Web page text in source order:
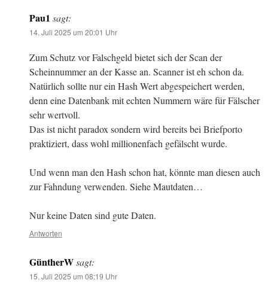
Pau1 sagt:
14. Juli 2025 um 20:01 Uhr
Zum Schutz vor Falschgeld bietet sich der Scan der
Scheinnummer an der Kasse an. Scanner ist eh schon da.
Natürlich sollte nur ein Hash Wert abgespeichert werden,
denn eine Datenbank mit echten Nummern wäre für Fälscher
sehr wertvoll.
Das ist nicht paradox sondern wird bereits bei Briefporto
praktiziert, dass wohl millionenfach gefälscht wurde.
Und wenn man den Hash schon hat, könnte man diesen auch
zur Fahndung verwenden. Siehe Mautdaten…
Nur keine Daten sind gute Daten.
Antworten
GüntherW sagt:
15. Juli 2025 um 08:19 Uhr